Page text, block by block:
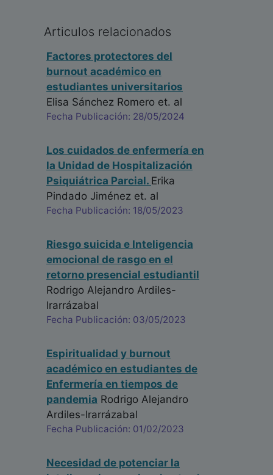
Articulos relacionados
Factores protectores del
burnout académico en
estudiantes universitarios
Elisa Sánchez Romero et. al
Fecha Publicación: 28/05/2024
Los cuidados de enfermería en
la Unidad de Hospitalización
Psiquiátrica Parcial. Erika
Pindado Jiménez et. al
Fecha Publicación: 18/05/2023
Riesgo suicida e Inteligencia
emocional de rasgo en el
retorno presencial estudiantil
Rodrigo Alejandro Ardiles-
Irarrázabal
Fecha Publicación: 03/05/2023
Espiritualidad y burnout
académico en estudiantes de
Enfermería en tiempos de
pandemia Rodrigo Alejandro
Ardiles-Irarrázabal
Fecha Publicación: 01/02/2023
Necesidad de potenciar la